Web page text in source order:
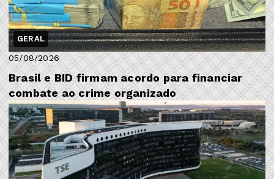
GERAL
05/08/2026
Brasil e BID firmam acordo para financiar
combate ao crime organizado